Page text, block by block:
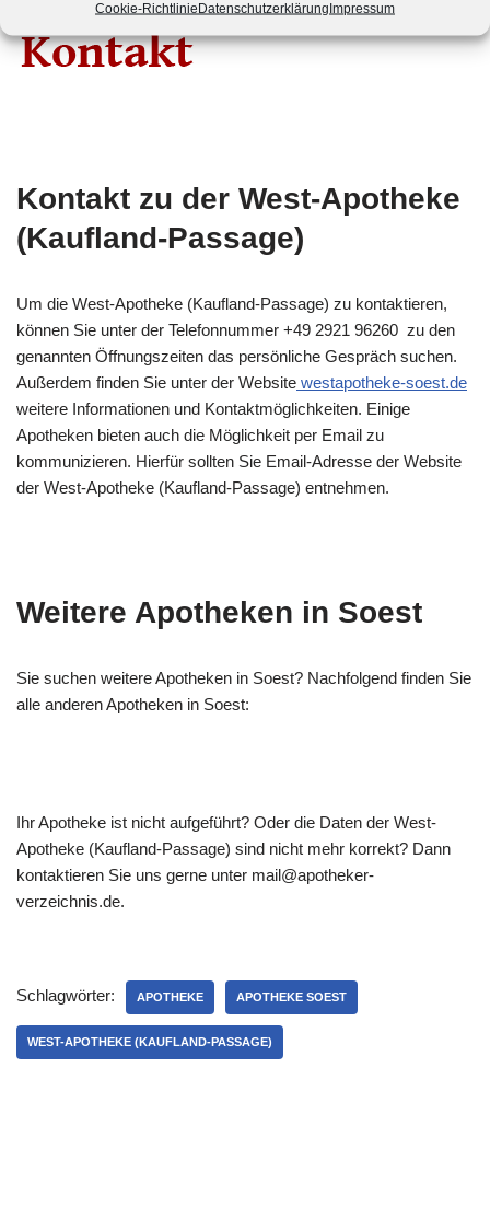
Cookie-RichtlinieDatenschutzerklärungImpressum
Kontakt zu der West-Apotheke
(Kaufland-Passage)
Um die West-Apotheke (Kaufland-Passage) zu kontaktieren,
können Sie unter der Telefonnummer +49 2921 96260 zu den
genannten Öffnungszeiten das persönliche Gespräch suchen.
Außerdem finden Sie unter der Website westapotheke-soest.de
weitere Informationen und Kontaktmöglichkeiten. Einige
Apotheken bieten auch die Möglichkeit per Email zu
kommunizieren. Hierfür sollten Sie Email-Adresse der Website
der West-Apotheke (Kaufland-Passage) entnehmen.
Weitere Apotheken in Soest
Sie suchen weitere Apotheken in Soest? Nachfolgend finden Sie
alle anderen Apotheken in Soest:
Ihr Apotheke ist nicht aufgeführt? Oder die Daten der West-
Apotheke (Kaufland-Passage) sind nicht mehr korrekt? Dann
kontaktieren Sie uns gerne unter mail@apotheker-
verzeichnis.de.
Schlagwörter: APOTHEKE APOTHEKE SOEST
WEST-APOTHEKE (KAUFLAND-PASSAGE)